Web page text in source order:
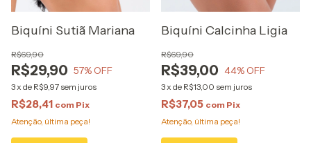
Biquíni Sutiã Mariana
R$29,90
R$69,90
57% OFF
3 x de R$9,97 sem juros
R$28,41 com Pix
Atenção, última peça!
Biquíni Calcinha Ligia
R$39,00
R$69,90
44% OFF
3 x de R$13,00 sem juros
R$37,05 com Pix
Atenção, última peça!